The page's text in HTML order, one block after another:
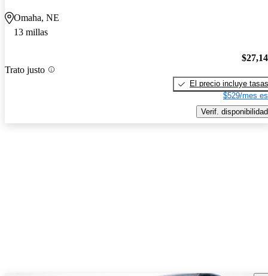
Omaha, NE
13 millas
Trato justo
El precio incluye tasas
$529/mes
Verif. disponibilidad